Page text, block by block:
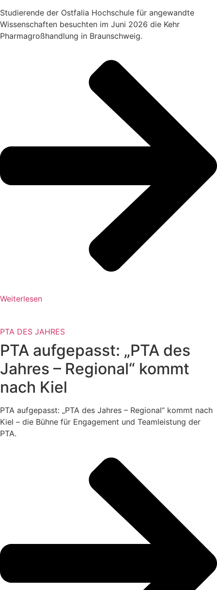
Studierende der Ostfalia Hochschule für angewandte
Wissenschaften besuchten im Juni 2026 die Kehr
Pharmagroßhandlung in Braunschweig.
Weiterlesen
PTA DES JAHRES
PTA aufgepasst: „PTA des
Jahres – Regional“ kommt
nach Kiel
PTA aufgepasst: „PTA des Jahres – Regional“ kommt nach
Kiel – die Bühne für Engagement und Teamleistung der
PTA.